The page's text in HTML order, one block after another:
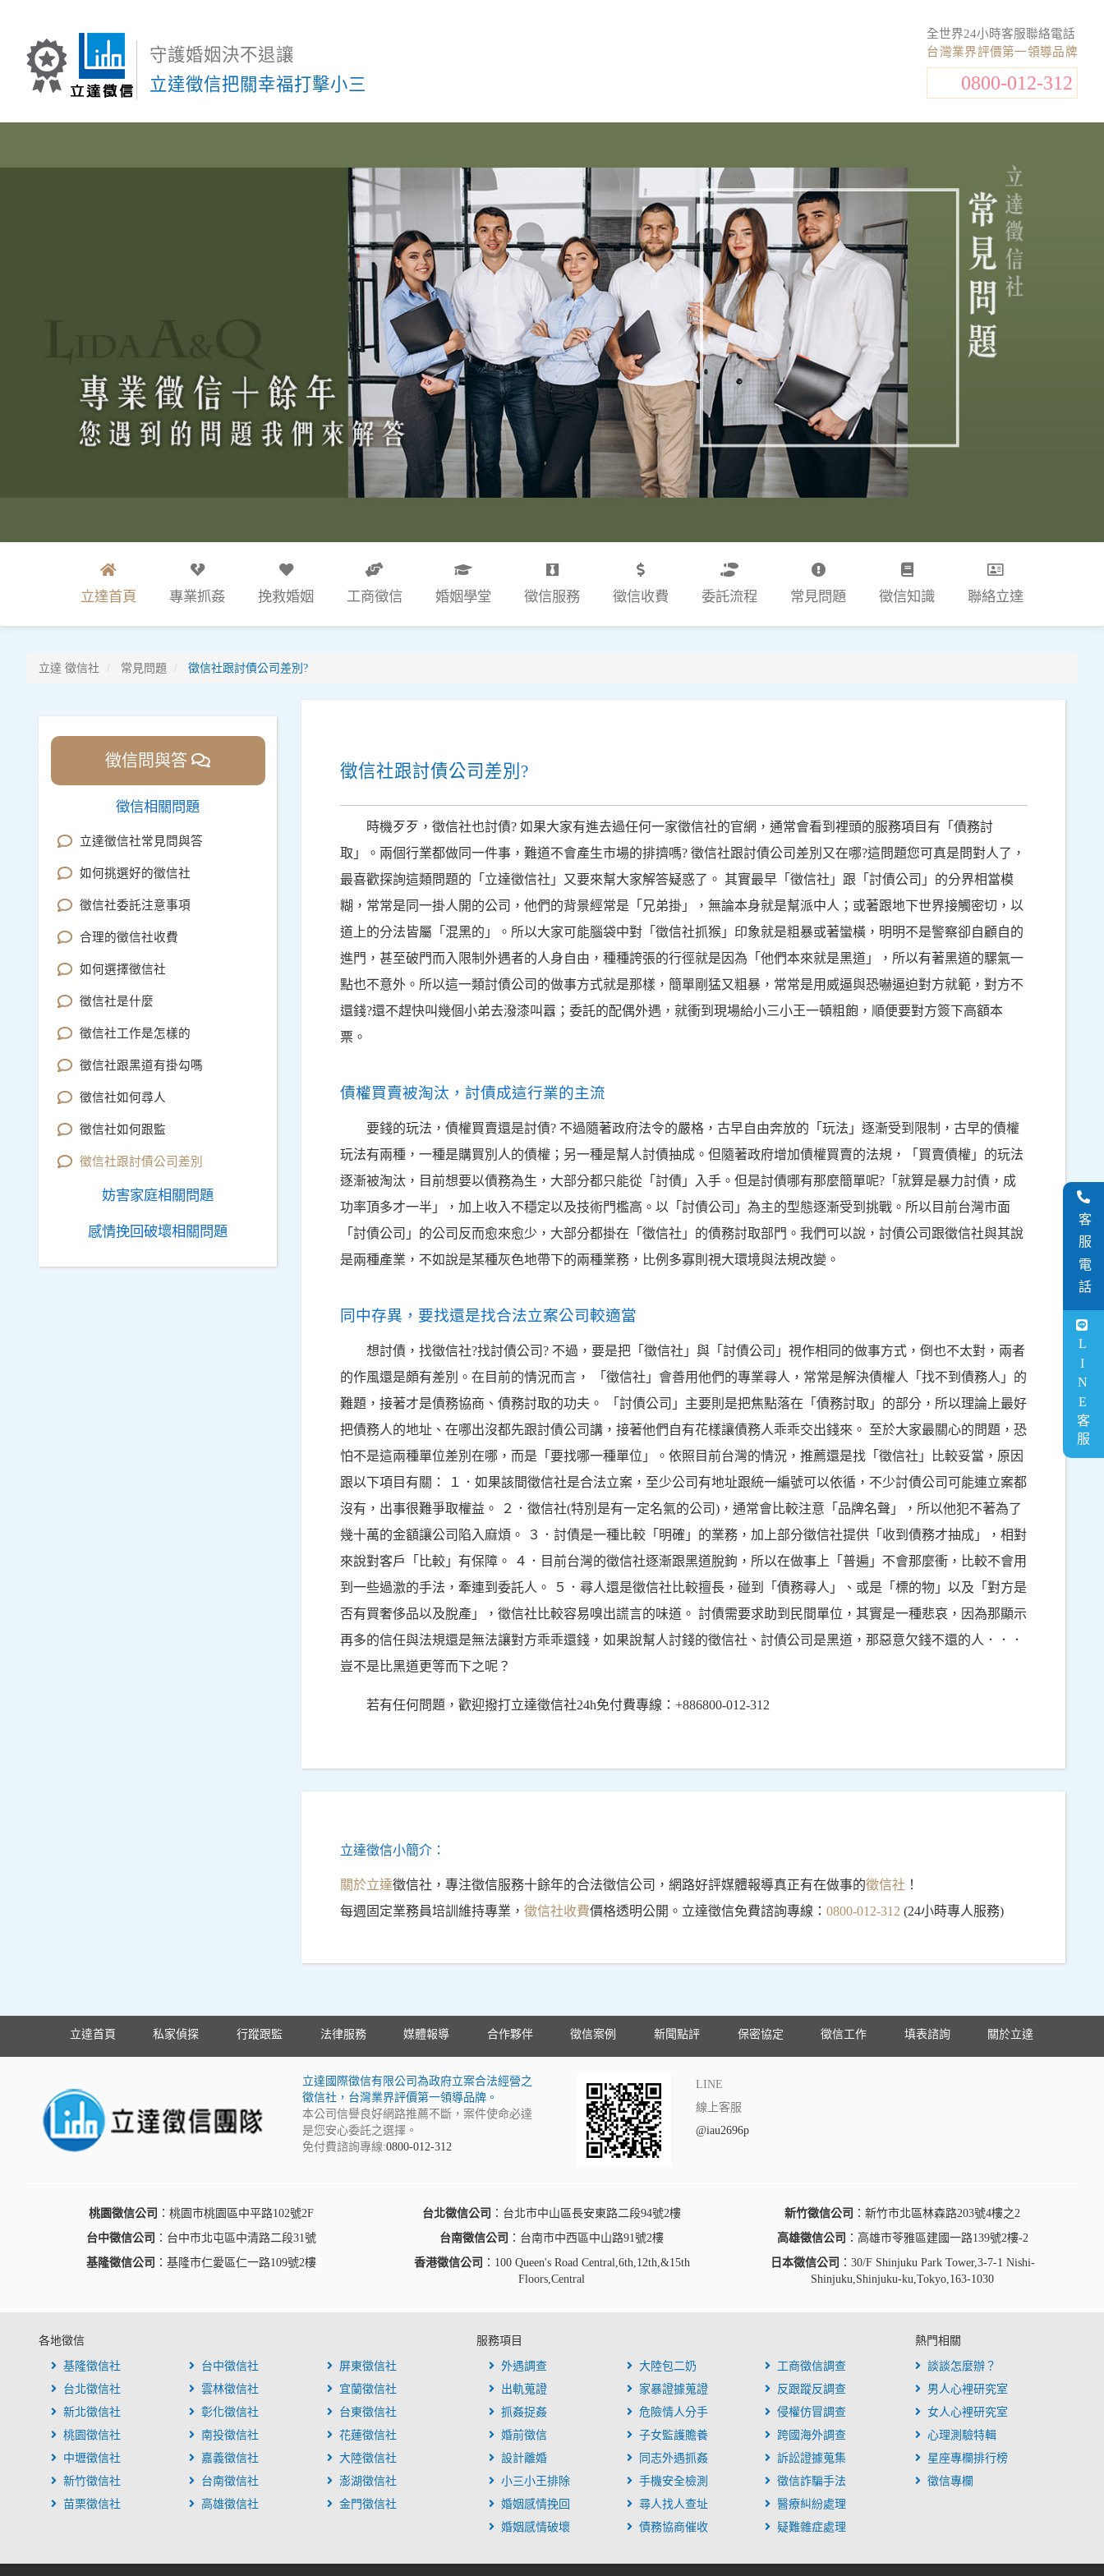
守護婚姻決不退讓
立達徵信把關幸福打擊小三
全世界24小時客服聯絡電話
台灣業界評價第一領導品牌
0800-012-312
立達首頁 專業抓姦 挽救婚姻 工商徵信 婚姻學堂 徵信服務 徵信收費 委託流程 常見問題 徵信知識 聯絡立達
立達 徵信社 常見問題 徵信社跟討債公司差別?
徵信社跟討債公司差別?
時機歹歹，徵信社也討債? 如果大家有進去過任何一家徵信社的官網，通常會看到裡頭的服務項目有「債務討
取」。兩個行業都做同一件事，難道不會產生市場的排擠嗎? 徵信社跟討債公司差別又在哪?這問題您可真是問對人了，
最喜歡探詢這類問題的「立達徵信社」又要來幫大家解答疑惑了。 其實最早「徵信社」跟「討債公司」的分界相當模
糊，常常是同一掛人開的公司，他們的背景經常是「兄弟掛」，無論本身就是幫派中人；或著跟地下世界接觸密切，以
道上的分法皆屬「混黑的」。所以大家可能腦袋中對「徵信社抓猴」印象就是粗暴或著蠻橫，明明不是警察卻自顧自的
進門，甚至破門而入限制外遇者的人身自由，種種誇張的行徑就是因為「他們本來就是黑道」，所以有著黑道的騾氣一
點也不意外。所以這一類討債公司的做事方式就是那樣，簡單剛猛又粗暴，常常是用威逼與恐嚇逼迫對方就範，對方不
還錢?還不趕快叫幾個小弟去潑漆叫囂；委託的配偶外遇，就衝到現場給小三小王一頓粗飽，順便要對方簽下高額本
票。
債權買賣被淘汰，討債成這行業的主流
要錢的玩法，債權買賣還是討債? 不過隨著政府法令的嚴格，古早自由奔放的「玩法」逐漸受到限制，古早的債權
玩法有兩種，一種是購買別人的債權；另一種是幫人討債抽成。但隨著政府增加債權買賣的法規，「買賣債權」的玩法
逐漸被淘汰，目前想要以債務為生，大部分都只能從「討債」入手。但是討債哪有那麼簡單呢?「就算是暴力討債，成
功率頂多才一半」，加上收入不穩定以及技術門檻高。以「討債公司」為主的型態逐漸受到挑戰。所以目前台灣市面
「討債公司」的公司反而愈來愈少，大部分都掛在「徵信社」的債務討取部門。我們可以說，討債公司跟徵信社與其說
是兩種產業，不如說是某種灰色地帶下的兩種業務，比例多寡則視大環境與法規改變。
同中存異，要找還是找合法立案公司較適當
想討債，找徵信社?找討債公司? 不過，要是把「徵信社」與「討債公司」視作相同的做事方式，倒也不太對，兩者
的作風還是頗有差別。在目前的情況而言， 「徵信社」會善用他們的專業尋人，常常是解決債權人「找不到債務人」的
難題，接著才是債務協商、債務討取的功夫。 「討債公司」主要則是把焦點落在「債務討取」的部分，所以理論上最好
把債務人的地址、在哪出沒都先跟討債公司講，接著他們自有花樣讓債務人乖乖交出錢來。 至於大家最關心的問題，恐
怕不是這兩種單位差別在哪，而是「要找哪一種單位」。依照目前台灣的情況，推薦還是找「徵信社」比較妥當，原因
跟以下項目有關： １．如果該間徵信社是合法立案，至少公司有地址跟統一編號可以依循，不少討債公司可能連立案都
沒有，出事很難爭取權益。 ２．徵信社(特別是有一定名氣的公司)，通常會比較注意「品牌名聲」，所以他犯不著為了
幾十萬的金額讓公司陷入麻煩。 ３．討債是一種比較「明確」的業務，加上部分徵信社提供「收到債務才抽成」，相對
來說對客戶「比較」有保障。 ４．目前台灣的徵信社逐漸跟黑道脫鉤，所以在做事上「普遍」不會那麼衝，比較不會用
到一些過激的手法，牽連到委託人。 ５．尋人還是徵信社比較擅長，碰到「債務尋人」、或是「標的物」以及「對方是
否有買奢侈品以及脫產」，徵信社比較容易嗅出謊言的味道。 討債需要求助到民間單位，其實是一種悲哀，因為那顯示
再多的信任與法規還是無法讓對方乖乖還錢，如果說幫人討錢的徵信社、討債公司是黑道，那惡意欠錢不還的人．．．
豈不是比黑道更等而下之呢？
若有任何問題，歡迎撥打立達徵信社24h免付費專線：+886800-012-312
立達徵信小簡介：
關於立達徵信社，專注徵信服務十餘年的合法徵信公司，網路好評媒體報導真正有在做事的徵信社 ！
每週固定業務員培訓維持專業， 徵信社收費價格透明公開。立達徵信免費諮詢專線： 0800-012-312 (24小時專人服務)
徵信問與答
徵信相關問題
立達徵信社常見問與答
如何挑選好的徵信社
徵信社委託注意事項
合理的徵信社收費
如何選擇徵信社
徵信社是什麼
徵信社工作是怎樣的
徵信社跟黑道有掛勾嗎
徵信社如何尋人
徵信社如何跟監
徵信社跟討債公司差別
妨害家庭相關問題
感情挽回破壞相關問題 客服電話
LINE客服
立達首頁 私家偵探 行蹤跟監 法律服務 媒體報導 合作夥伴 徵信案例 新聞點評 保密協定 徵信工作 填表諮詢 關於立達
立達國際徵信有限公司為政府立案合法經營之
徵信社，台灣業界評價第一領導品牌。
本公司信譽良好網路推薦不斷，案件使命必達
是您安心委託之選擇。
免付費諮詢專線:0800-012-312
LINE
線上客服
@iau2696p
桃園徵信公司 ：桃園市桃園區中平路102號2F 台北徵信公司 ：台北市中山區長安東路二段94號2樓 新竹徵信公司 ：新竹市北區林森路203號4樓之2
台中徵信公司 ：台中市北屯區中清路二段31號 台南徵信公司 ：台南市中西區中山路91號2樓 高雄徵信公司 ：高雄市苓雅區建國一路139號2樓-2
基隆徵信公司 ：基隆市仁愛區仁一路109號2樓 香港徵信公司 ：100 Queen's Road Central,6th,12th,&15th
Floors,Central
日本徵信公司 ：30/F Shinjuku Park Tower,3-7-1 Nishi-
Shinjuku,Shinjuku-ku,Tokyo,163-1030
各地徵信
基隆徵信社
台北徵信社
新北徵信社
桃園徵信社
中壢徵信社
新竹徵信社
苗栗徵信社
台中徵信社
雲林徵信社
彰化徵信社
南投徵信社
嘉義徵信社
台南徵信社
高雄徵信社
屏東徵信社
宜蘭徵信社
台東徵信社
花蓮徵信社
大陸徵信社
澎湖徵信社
金門徵信社
服務項目
外遇調查
出軌蒐證
抓姦捉姦
婚前徵信
設計離婚
小三小王排除
婚姻感情挽回
婚姻感情破壞
大陸包二奶
家暴證據蒐證
危險情人分手
子女監護贍養
同志外遇抓姦
手機安全檢測
尋人找人查址
債務協商催收
工商徵信調查
反跟蹤反調查
侵權仿冒調查
跨國海外調查
訴訟證據蒐集
徵信詐騙手法
醫療糾紛處理
疑難雜症處理
熱門相關
談談怎麼辦？
男人心裡研究室
女人心裡研究室
心理測驗特輯
星座專欄排行榜
徵信專欄